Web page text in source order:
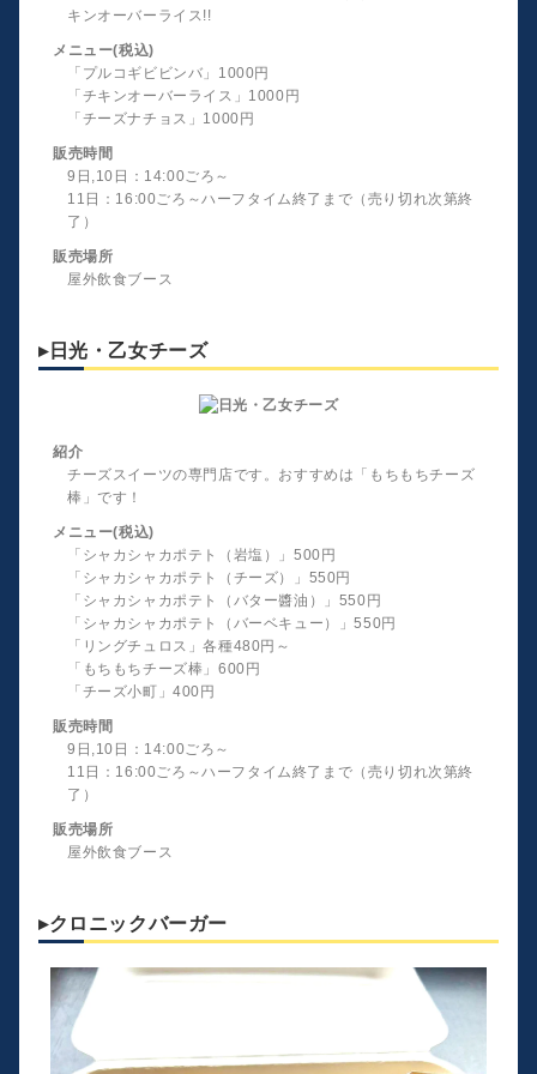
キンオーバーライス!!
メニュー(税込)
「プルコギビビンバ」1000円
「チキンオーバーライス」1000円
「チーズナチョス」1000円
販売時間
9日,10日：14:00ごろ～
11日：16:00ごろ～ハーフタイム終了まで（売り切れ次第終
了）
販売場所
屋外飲食ブース
▸日光・乙女チーズ
紹介
チーズスイーツの専門店です。おすすめは「もちもちチーズ
棒」です！
メニュー(税込)
「シャカシャカポテト（岩塩）」500円
「シャカシャカポテト（チーズ）」550円
「シャカシャカポテト（バター醬油）」550円
「シャカシャカポテト（バーベキュー）」550円
「リングチュロス」各種480円～
「もちもちチーズ棒」600円
「チーズ小町」400円
販売時間
9日,10日：14:00ごろ～
11日：16:00ごろ～ハーフタイム終了まで（売り切れ次第終
了）
販売場所
屋外飲食ブース
▸クロニックバーガー